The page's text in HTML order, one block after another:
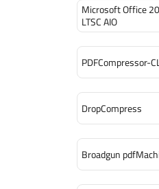
Microsoft Office
LTSC AIO
PDFCompressor-
DropCompress
Broadgun